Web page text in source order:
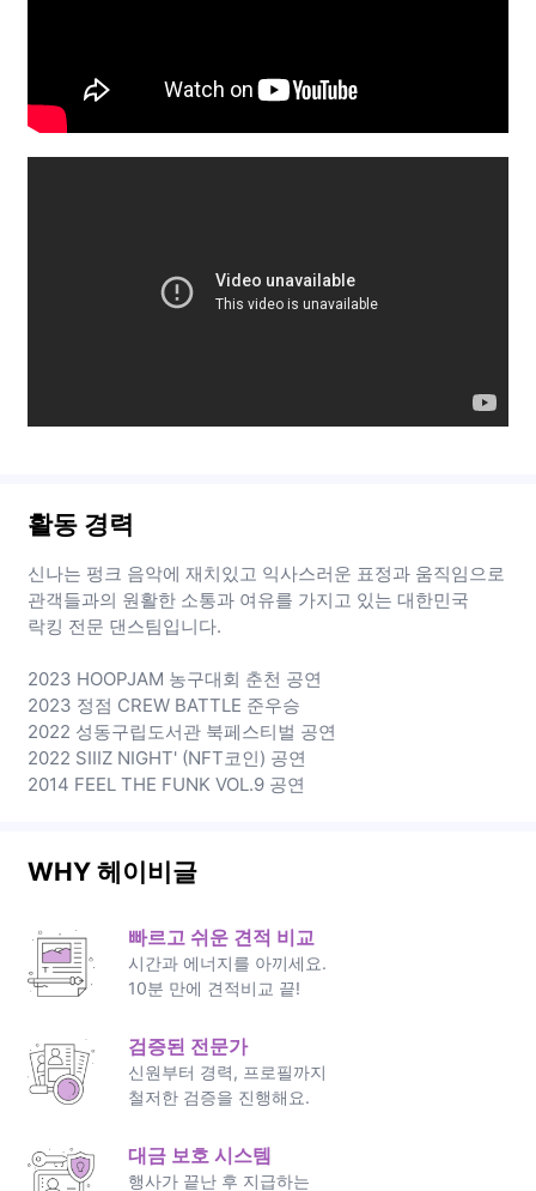
활동 경력
신나는 펑크 음악에 재치있고 익사스러운 표정과 움직임으로
관객들과의 원활한 소통과 여유를 가지고 있는 대한민국
락킹 전문 댄스팀입니다.
2023 HOOPJAM 농구대회 춘천 공연
2023 정점 CREW BATTLE 준우승
2022 성동구립도서관 북페스티벌 공연
2022 SIIIZ NIGHT' (NFT코인) 공연
2014 FEEL THE FUNK VOL.9 공연
WHY 헤이비글
빠르고 쉬운 견적 비교
시간과 에너지를 아끼세요.
10분 만에 견적비교 끝!
검증된 전문가
신원부터 경력, 프로필까지
철저한 검증을 진행해요.
대금 보호 시스템
행사가 끝난 후 지급하는